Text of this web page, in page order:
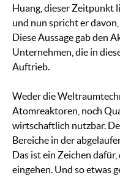
Huang, dieser Zeitpunkt
und nun spricht er
Diese Aussage gab den
Unternehmen, die in
Auftrieb.
Weder die
Atomreaktoren, noch
wirtschaftlich nutzbar.
Bereiche in der
Das ist ein Zeichen
eingehen. Und so etwas